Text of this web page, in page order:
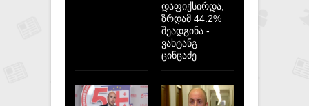
დაფიქსირდა,
ზრდამ 44.2%
შეადგინა -
ვახტანგ
ცინცაძე